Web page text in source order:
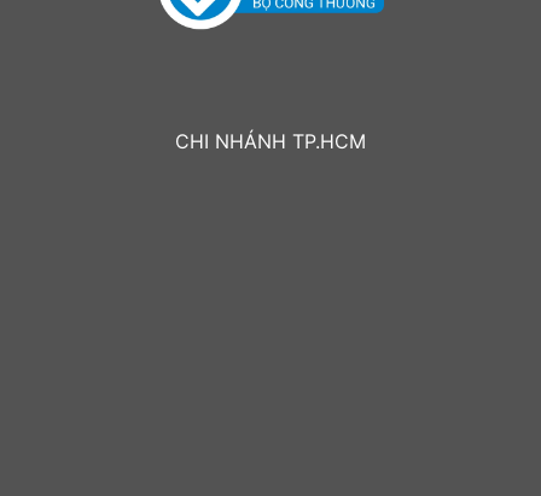
CHI NHÁNH TP.HCM